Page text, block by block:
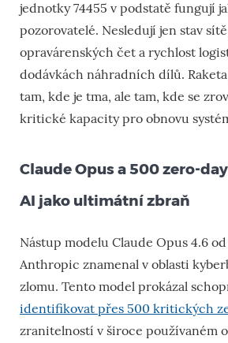
jednotky 74455 v podstatě fungují
pozorovatelé. Nesledují jen stav
opravárenských čet a rychlost
dodávkách náhradních dílů.
tam, kde je tma, ale tam, kde se
kritické kapacity pro obnovu
Claude Opus a 500 zero-
AI jako ultimátní zbraň
Nástup modelu Claude Opus 4.6
Anthropic znamenal v oblasti
zlomu. Tento model prokázal
identifikovat přes 500 kritických
zranitelností v široce používaném